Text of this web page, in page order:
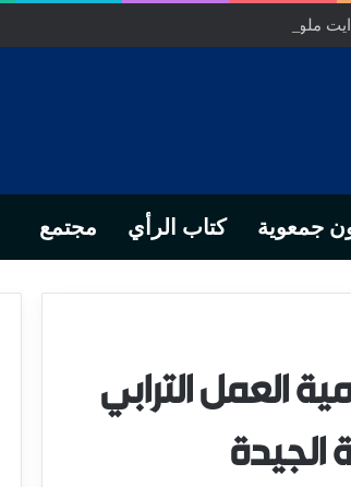
ملول……عندما تتحول الارادة الترابية الى ورش
جمعوية كتاب الرأي مجتمع
العمل الترابي
الجيدة